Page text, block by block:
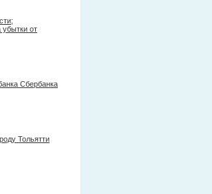
убытки от
Сбербанка
Тольятти